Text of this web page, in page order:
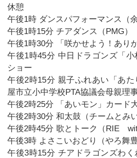
休憩
午後1時 ダンスパフォーマンス（
午後1時15分 チアダンス（PMG）
午後1時30分 「咲かせよう！あり
午後1時45分 中日ドラゴンズ「小
ショー
午後2時15分 親子ふれあい「あ
屋市立小中学校PTA協議会母親理事
午後2時25分 「あいモン」カード
午後2時30分 和太鼓（チームとみ
午後2時45分 歌とトーク（RIE
午後3時 よさこいおどり（やろ舞豊
午後3時15分 チアドラゴンズわ